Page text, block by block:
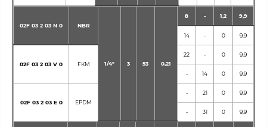
02F 03 2 03 N 0 NBR
1/4" 3 53 0,21
8 - 1,2 9,9
14 - 0 9,9
02F 03 2 03 V 0 FKM
22 - 0 9,9
- 14 0 9,9
02F 03 2 03 E 0 EPDM
- 21 0 9,9
- 31 0 9,9